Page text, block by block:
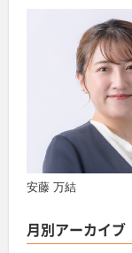
安藤 万結
月別アーカイブ